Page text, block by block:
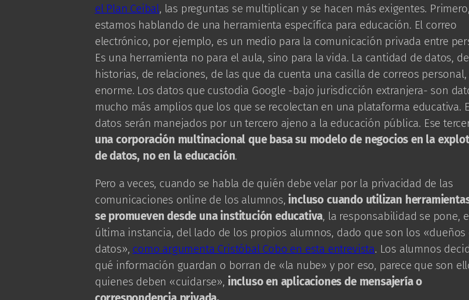
el Plan Ceibal, las preguntas se multiplican y se hacen más exigentes.
estamos hablando de una herramienta específica para educación. El correo
electrónico, por ejemplo, es un medio para la comunicación privada entre
Es una herramienta no para el aula, sino para la vida. La cantidad de datos, de
historias, de relaciones, de las que da cuenta una casilla de correos personal,
enorme. Los datos que custodia Google -bajo jurisdicción extranjera- son
mucho más amplios que los que se recolectan en una plataforma educativa.
datos serán manejados por un tercero ajeno a la educación pública. Ese
una corporación multinacional que basa su modelo de negocios en la
de datos, no en la educación.
Pero a veces, cuando se habla de quién debe velar por la privacidad de las
comunicaciones online de los alumnos, incluso cuando utilizan
se promueven desde una institución educativa, la responsabilidad se pone,
última instancia, del lado de los propios alumnos, dado que son los «dueños
datos», como argumenta Cristóbal Cobo en esta entrevista. Los alumnos
qué información guardan o borran de «la nube» y por eso, parece que son
quienes deben «cuidarse», incluso en aplicaciones de mensajería o